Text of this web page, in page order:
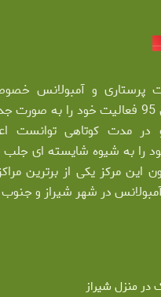
پرستاری و آمبولانس
اواسط سال 95 فعالیت خود را به
در مدت کوتاهی توانست
را به شیوه شایسته ای جلب
این مرکز یکی از برترین
در شهر شیراز و
منزل شیراز